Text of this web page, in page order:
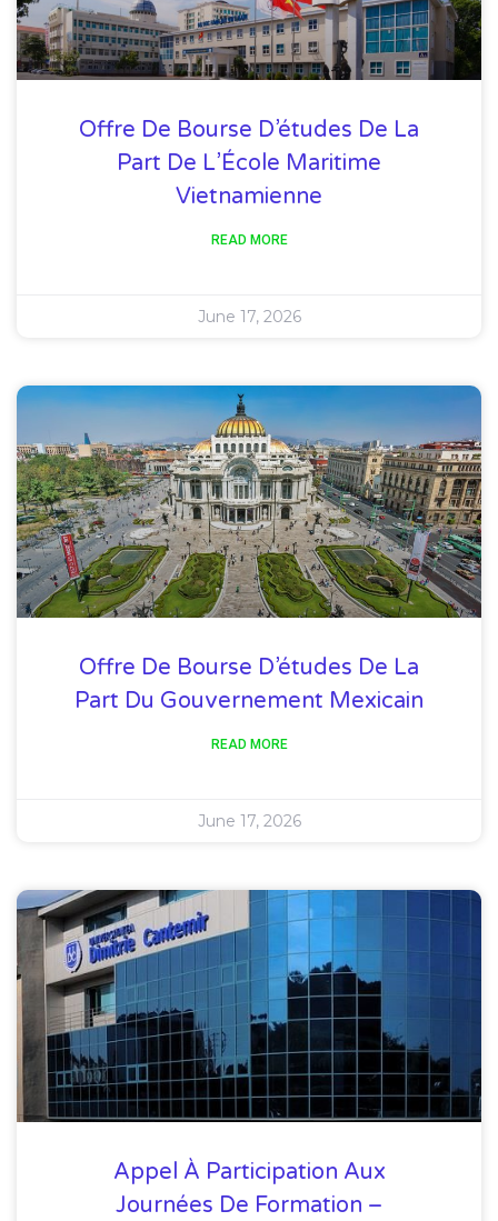
Offre De Bourse D’études De La
Part De L’École Maritime
Vietnamienne
READ MORE
June 17, 2026
Offre De Bourse D’études De La
Part Du Gouvernement Mexicain
READ MORE
June 17, 2026
Appel À Participation Aux
Journées De Formation –